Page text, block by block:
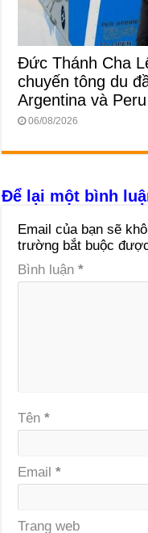
Đức Thánh Cha
chuyến tông du
Argentina và
06/08/2026
Để lại một bình
Email của bạn sẽ
trường bắt buộc
Bình luận*
Tên*
Email*
Trang web